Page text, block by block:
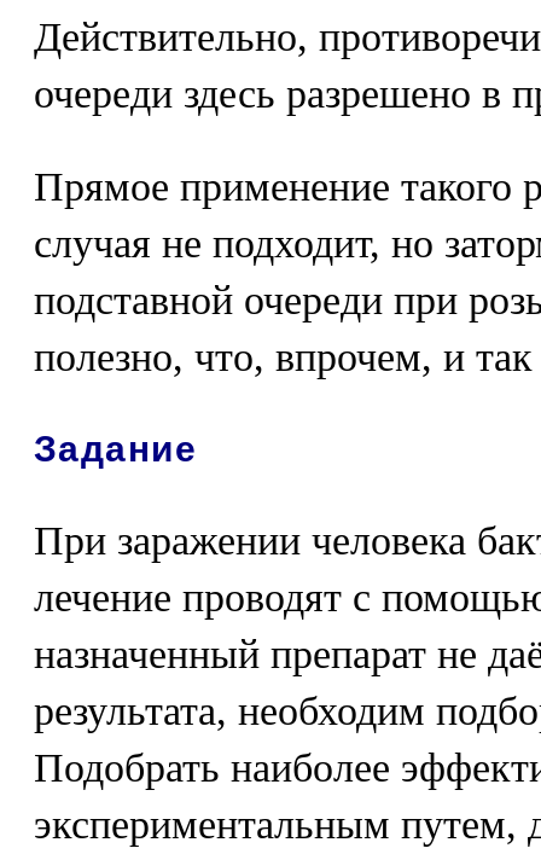
Действительно,
очереди здесь разрешено в
Прямое применение такого
случая не подходит, но
подставной очереди при
полезно, что, впрочем, и
Задание
При заражении человека
лечение проводят с
назначенный препарат не
результата, необходим
Подобрать наиболее
экспериментальным путем,